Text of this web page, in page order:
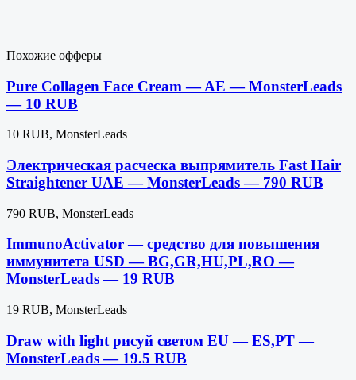
Похожие офферы
Pure Collagen Face Cream — AE — MonsterLeads
— 10 RUB
10 RUB, MonsterLeads
Электрическая расческа выпрямитель Fast Hair
Straightener UAE — MonsterLeads — 790 RUB
790 RUB, MonsterLeads
ImmunoActivator — cредство для повышения
иммунитета USD — BG,GR,HU,PL,RO —
MonsterLeads — 19 RUB
19 RUB, MonsterLeads
Draw with light рисуй светом EU — ES,PT —
MonsterLeads — 19.5 RUB